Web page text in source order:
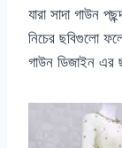
যারা সাদা গাউন
নিচের ছবিগুলো
গাউন ডিজাইন এর